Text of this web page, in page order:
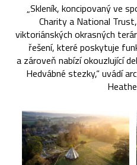
„Skleník, koncipovaný ve
Charity a National
viktoriánských okrasných
řešení, které poskytuje
a zároveň nabízí okouzlující
Hedvábné stezky,“ uvádí